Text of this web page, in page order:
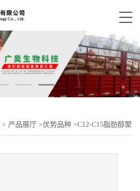
> 产品展厅 >优势品种 >C12-C15脂肪醇聚